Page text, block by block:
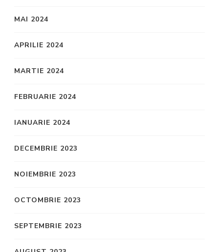
MAI 2024
APRILIE 2024
MARTIE 2024
FEBRUARIE 2024
IANUARIE 2024
DECEMBRIE 2023
NOIEMBRIE 2023
OCTOMBRIE 2023
SEPTEMBRIE 2023